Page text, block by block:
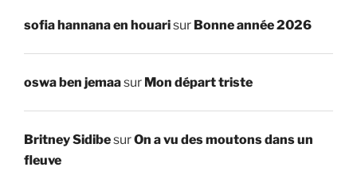
sofia hannana en houarisur Bonne année 2026
oswa ben jemaasur Mon départ triste
Britney SidibesurOn a vu des moutons dans un
fleuve